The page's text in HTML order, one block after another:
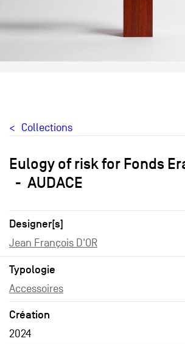
Collections
Eulogy of risk for Fonds
AUDACE
Designer[s]
Jean François D'OR
Typologie
Accessoires
Création
2024